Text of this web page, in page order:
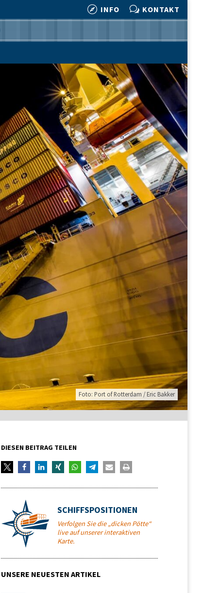
 INFO w KONTAKT
Foto: Port of Rotterdam / Eric Bakker
DIESEN BEITRAG TEILEN
SCHIFFSPOSITIONEN
Verfolgen Sie die „dicken Pötte“
live auf unserer interaktiven
Karte.
UNSERE NEUESTEN ARTIKEL